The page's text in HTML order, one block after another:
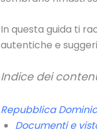
In questa guida ti
autentiche e
Indice dei
Repubblica
Documenti e